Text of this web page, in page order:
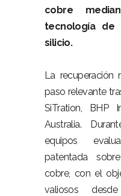
cobre
tecnología de
silicio.
La recuperación
paso relevante
SiTration, BHP
Australia.
equipos
patentada
cobre, con el
valiosos